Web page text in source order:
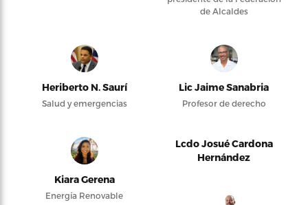
de Alcaldes
Heriberto N. Saurí
Salud y emergencias
Lic Jaime Sanabria
Profesor de derecho
Kiara Gerena
Energía Renovable
Lcdo Josué Cardona
Hernández